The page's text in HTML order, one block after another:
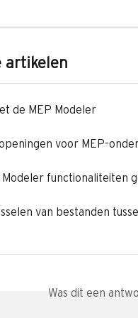
artikelen
de MEP Modeler
voor MEP-
functionaliteiten
van bestanden
Was dit een